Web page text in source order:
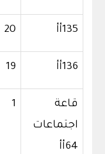
135أأ 20
136أأ 19
قاعة
اجتماعات
64أأ
1